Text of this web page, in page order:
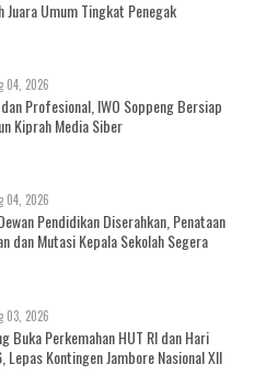
Juara Umum Tingkat Penegak
04, 2026
Profesional, IWO Soppeng Bersiap
Kiprah Media Siber
04, 2026
Pendidikan Diserahkan, Penataan
dan Mutasi Kepala Sekolah Segera
03, 2026
Buka Perkemahan HUT RI dan Hari
Lepas Kontingen Jambore Nasional XII